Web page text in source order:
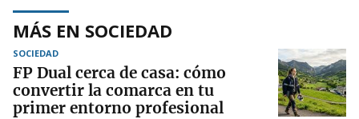
MÁS EN SOCIEDAD
SOCIEDAD
FP Dual cerca de casa: cómo
convertir la comarca en tu
primer entorno profesional